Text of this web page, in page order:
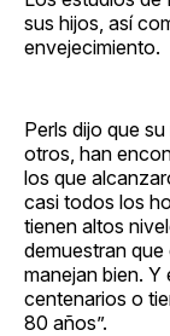
sus hijos, así
envejecimiento.
Perls dijo que
otros, han
los que
casi todos los
tienen altos
demuestran que
manejan bien.
centenarios o
80 años”.